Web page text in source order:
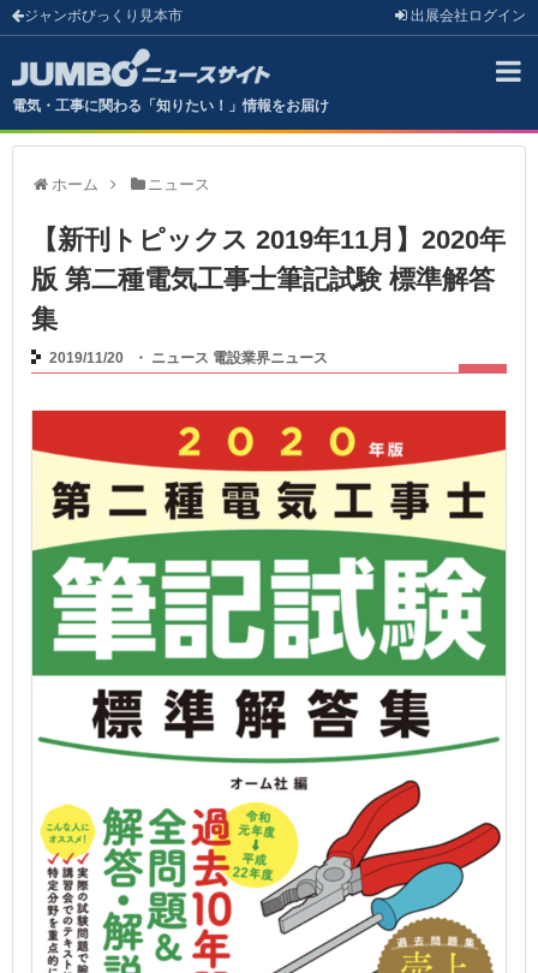
ジャンボびっくり見本市 出展会社 ログイン
電気・工事に関わる「知りたい！」情報をお届け
ホーム ニュース
【新刊トピックス 2019年11月】2020年
版 第二種電気工事士筆記試験 標準解答
集
2019/11/20 ・ ニュース 電設業界ニュース